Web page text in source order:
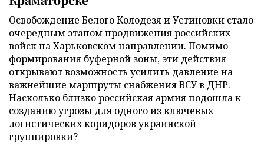
Освобождение Белого Колодезя и Устиновки стало
очередным этапом продвижения российских
войск на Харьковском направлении. Помимо
формирования буферной зоны, эти действия
открывают возможность усилить давление на
важнейшие маршруты снабжения ВСУ в ДНР.
Насколько близко российская армия подошла к
созданию угрозы для одного из ключевых
логистических коридоров украинской
группировки?